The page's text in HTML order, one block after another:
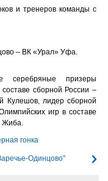
и тренеров команды с
– ВК «Урал» Уфа.
серебряные призеры
сборной России –
Кулешов, лидер сборной
игр в составе
Жиба.
гонка
Одинцово"